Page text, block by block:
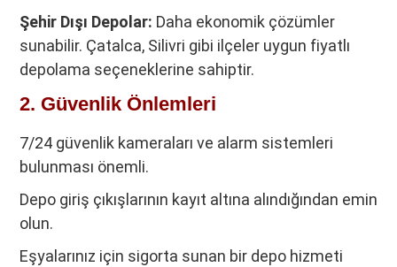
Şehir Dışı Depolar: Daha ekonomik çözümler
sunabilir. Çatalca, Silivri gibi ilçeler uygun fiyatlı
depolama seçeneklerine sahiptir.
2. Güvenlik Önlemleri
7/24 güvenlik kameraları ve alarm sistemleri
bulunması önemli.
Depo giriş çıkışlarının kayıt altına alındığından emin
olun.
Eşyalarınız için sigorta sunan bir depo hizmeti